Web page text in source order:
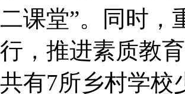
二课堂”。同时，
行，推进素质教
共有7所乡村学校